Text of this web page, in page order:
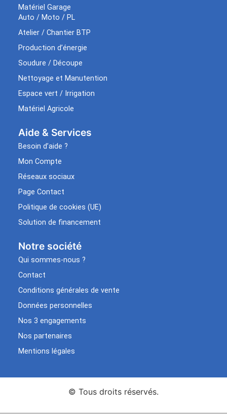
Matériel Garage
Auto / Moto / PL
Atelier / Chantier BTP
Production d’énergie
Soudure / Découpe
Nettoyage et Manutention
Espace vert / Irrigation
Matériel Agricole
Aide & Services​
Besoin d’aide ?
Mon Compte
Réseaux sociaux
Page Contact
Politique de cookies (UE)
Solution de financement
Notre société
Qui sommes-nous ?
Contact
Conditions générales de vente
Données personnelles
Nos 3 engagements
Nos partenaires
Mentions légales
© Tous droits réservés.